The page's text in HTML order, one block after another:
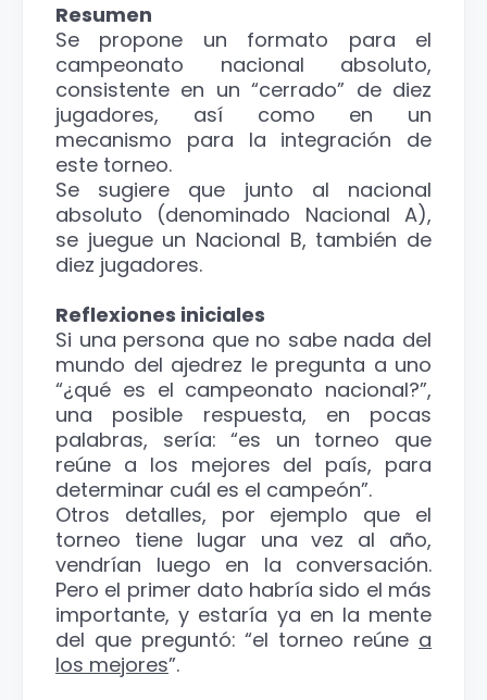
Resumen
Se propone un formato para el
campeonato nacional absoluto,
consistente en un “cerrado” de diez
jugadores, así como en un
mecanismo para la integración de
este torneo.
Se sugiere que junto al nacional
absoluto (denominado Nacional A),
se juegue un Nacional B, también de
diez jugadores.
Reflexiones iniciales
Si una persona que no sabe nada del
mundo del ajedrez le pregunta a uno
“¿qué es el campeonato nacional?”,
una posible respuesta, en pocas
palabras, sería: “es un torneo que
reúne a los mejores del país, para
determinar cuál es el campeón”.
Otros detalles, por ejemplo que el
torneo tiene lugar una vez al año,
vendrían luego en la conversación.
Pero el primer dato habría sido el más
importante, y estaría ya en la mente
del que preguntó: “el torneo reúne a
los mejores”.